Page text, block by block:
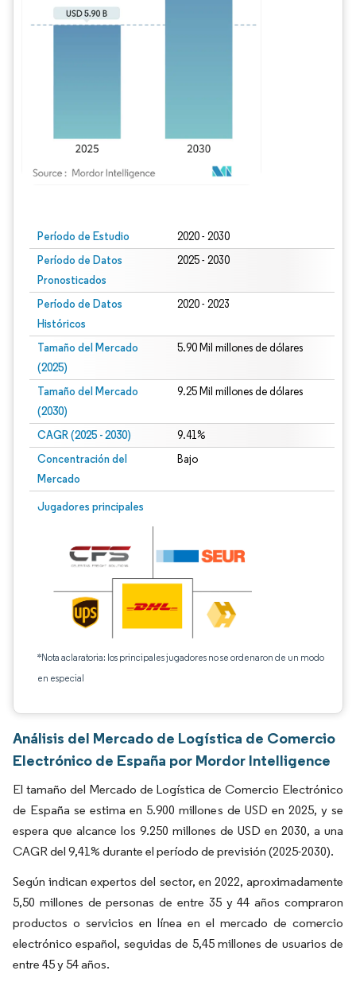
Período de Estudio 2020 - 2030
Período de Datos
Pronosticados
2025 - 2030
Período de Datos
Históricos
2020 - 2023
Tamaño del Mercado
(2025)
5.90 Mil millones de dólares
Tamaño del Mercado
(2030)
9.25 Mil millones de dólares
CAGR (2025 - 2030) 9.41%
Concentración del
Mercado
Bajo
Jugadores principales
*Nota aclaratoria: los principales jugadores no se ordenaron de un modo
en especial
Análisis del Mercado de Logística de Comercio
Electrónico de España por Mordor Intelligence
El tamaño del Mercado de Logística de Comercio Electrónico
de España se estima en 5.900 millones de USD en 2025, y se
espera que alcance los 9.250 millones de USD en 2030, a una
CAGR del 9,41% durante el período de previsión (2025-2030).
Según indican expertos del sector, en 2022, aproximadamente
5,50 millones de personas de entre 35 y 44 años compraron
productos o servicios en línea en el mercado de comercio
electrónico español, seguidas de 5,45 millones de usuarios de
entre 45 y 54 años.